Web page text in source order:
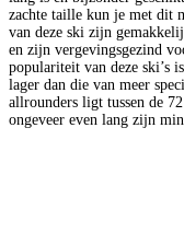
zachte taille kun je met dit
van deze ski zijn
en zijn vergevingsgezind
populariteit van deze ski’s
lager dan die van meer
allrounders ligt tussen de
ongeveer even lang zijn